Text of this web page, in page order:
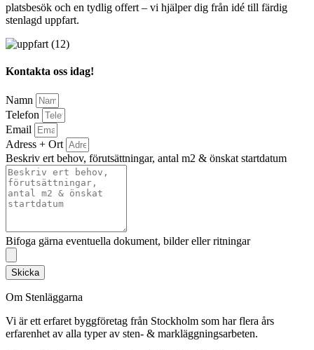
platsbesök och en tydlig offert – vi hjälper dig från idé till färdig
stenlagd uppfart.
Kontakta oss idag!
Namn
Telefon
Email
Adress + Ort
Beskriv ert behov, förutsättningar, antal m2 & önskat startdatum
Bifoga gärna eventuella dokument, bilder eller ritningar
Skicka
Om Stenläggarna
Vi är ett erfaret byggföretag från Stockholm som har flera års
erfarenhet av alla typer av sten- & markläggningsarbeten.